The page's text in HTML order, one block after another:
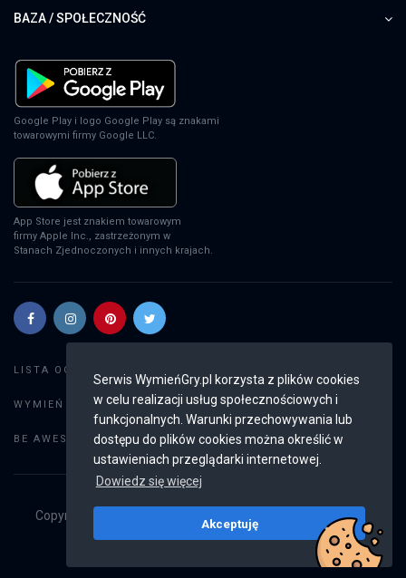
Serwis WymieńGry.pl korzysta z plików cookies
w celu realizacji usług społecznościowych i
funkcjonalnych. Warunki przechowywania lub
dostępu do plików cookies można określić w
ustawieniach przeglądarki internetowej.
Dowiedz się więcej
Akceptuję
BAZA / SPOŁECZNOŚĆ
Google Play i logo Google Play są znakami
towarowymi firmy Google LLC.
App Store jest znakiem towarowym
firmy Apple Inc., zastrzeżonym w
Stanach Zjednoczonych i innych krajach.
LISTA OGŁOSZEŃ:
WYMIEŃ GRY: Dodaj ogłoszenie
BE AWESOME: Weryfikacja konta
Copyright © 2019 - 2026
Wszystkie prawa
v2.8.4